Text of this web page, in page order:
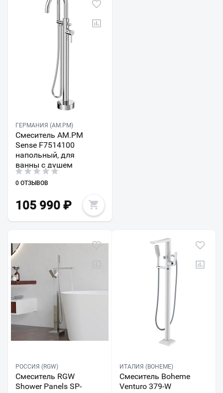
ГЕРМАНИЯ (AM.PM)
Смеситель AM.PM
Sense F7514100
напольный, для
ванны с душем
0 ОТЗЫВОВ
105 990 ₽
РОССИЯ (RGW)
Смеситель RGW
Shower Panels SP-
ИТАЛИЯ (BOHEME)
Смеситель Boheme
Venturo 379-W